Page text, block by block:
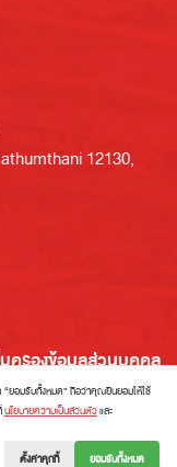
12130,
ครองข้อมูลส่วนบุคคล
นโยบายการใช้งานคุกกี้
าของข้อมูลส่วนบุคคล
แผนผังเว็บไซต์
“ยอมรับทั้งหมด” ถือว่าคุณยินยอมให้ใช้
นโยบายความเป็นส่วนตัวและ
ตั้งค่าคุกกี้
ยอมรับทั้งหมด